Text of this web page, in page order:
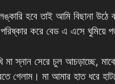
হবে তাই আমি বিছানা
করে বেড এ এসে ঘুমিয়ে
মা স্নান সেরে চুল আচড়াচ্ছে,
গেলাম। মা আমার হাত ধরে